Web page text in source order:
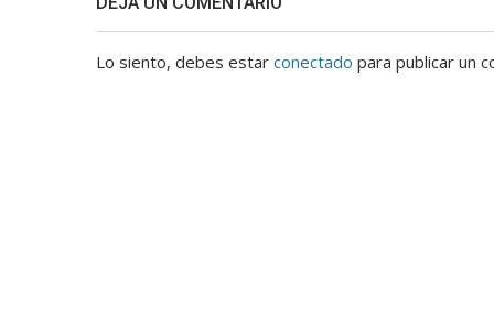
Lo siento, debes estar conectado para publicar un